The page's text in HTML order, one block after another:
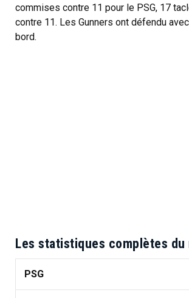
commises contre 11 pour le PSG, 17
contre 11. Les Gunners ont défendu
bord.
Les statistiques complètes du
PSG